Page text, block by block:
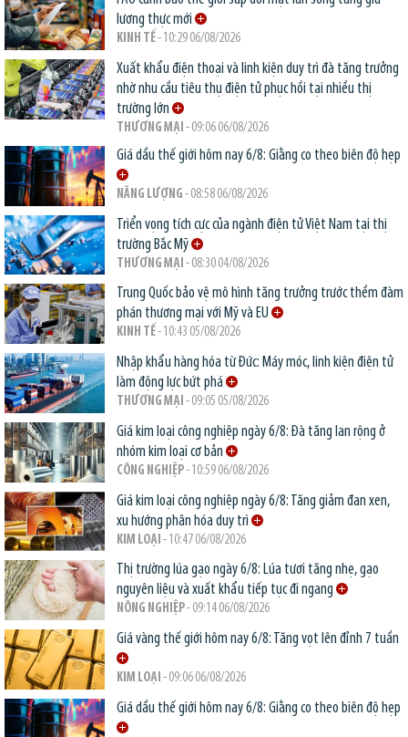
lương thực mới
KINH TẾ- 10:29 06/08/2026
Xuất khẩu điện thoại và linh kiện duy trì đà tăng trưởng
nhờ nhu cầu tiêu thụ điện tử phục hồi tại nhiều thị
trường lớn
THƯƠNG MẠI - 09:06 06/08/2026
Giá dầu thế giới hôm nay 6/8: Giằng co theo biên độ hẹp
NĂNG LƯỢNG - 08:58 06/08/2026
Triển vọng tích cực của ngành điện tử Việt Nam tại thị
trường Bắc Mỹ
THƯƠNG MẠI - 08:30 04/08/2026
Trung Quốc bảo vệ mô hình tăng trưởng trước thềm đàm
phán thương mại với Mỹ và EU
KINH TẾ- 10:43 05/08/2026
Nhập khẩu hàng hóa từ Đức: Máy móc, linh kiện điện tử
làm động lực bứt phá
THƯƠNG MẠI - 09:05 05/08/2026
Giá kim loại công nghiệp ngày 6/8: Đà tăng lan rộng ở
nhóm kim loại cơ bản
CÔNG NGHIỆP- 10:59 06/08/2026
Giá kim loại công nghiệp ngày 6/8: Tăng giảm đan xen,
xu hướng phân hóa duy trì
KIM LOẠI - 10:47 06/08/2026
Thị trường lúa gạo ngày 6/8: Lúa tươi tăng nhẹ, gạo
nguyên liệu và xuất khẩu tiếp tục đi ngang
NÔNG NGHIỆP- 09:14 06/08/2026
Giá vàng thế giới hôm nay 6/8: Tăng vọt lên đỉnh 7 tuần
KIM LOẠI - 09:06 06/08/2026
Giá dầu thế giới hôm nay 6/8: Giằng co theo biên độ hẹp